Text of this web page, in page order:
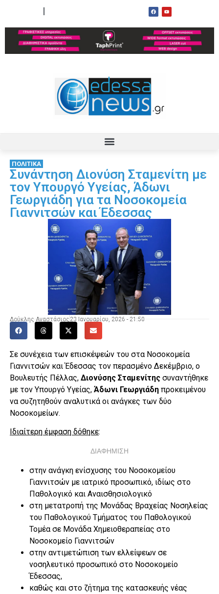
ΠΟΛΙΤΙΚΑ
Συνάντηση Διονύση Σταμενίτη με
τον Υπουργό Υγείας, Άδωνι
Γεωργιάδη για τα Νοσοκομεία
Γιαννιτσών και Έδεσσας
Δούκλης Αναστάσιος 23 Ιανουαρίου, 2026 - 21:50
Σε συνέχεια των επισκέψεών του στα Νοσοκομεία
Γιαννιτσών και Έδεσσας τον περασμένο Δεκέμβριο, ο
Βουλευτής Πέλλας, Διονύσης Σταμενίτης συναντήθηκε
με τον Υπουργό Υγείας, Άδωνι Γεωργιάδη προκειμένου
να συζητηθούν αναλυτικά οι ανάγκες των δύο
Νοσοκομείων.
Ιδιαίτερη έμφαση δόθηκε:
ΔΙΑΦΗΜΙΣΗ
στην ανάγκη ενίσχυσης του Νοσοκομείου
Γιαννιτσών με ιατρικό προσωπικό, ιδίως στο
Παθολογικό και Αναισθησιολογικό
στη μετατροπή της Μονάδας Βραχείας Νοσηλείας
του Παθολογικού Τμήματος του Παθολογικού
Τομέα σε Μονάδα Χημειοθεραπείας στο
Νοσοκομείο Γιαννιτσών
στην αντιμετώπιση των ελλείψεων σε
νοσηλευτικό προσωπικό στο Νοσοκομείο
Έδεσσας,
καθώς και στο ζήτημα της κατασκευής νέας